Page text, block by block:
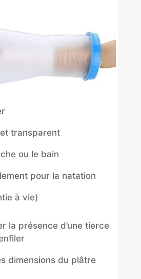
transparent
ou le bain
pour la natation
à vie)
la présence d’une tierce
dimensions du plâtre